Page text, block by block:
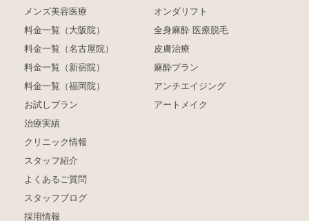
メンズ美容医療
料金一覧（大阪院）
料金一覧（名古屋院）
料金一覧（新宿院）
料金一覧（福岡院）
お試しプラン
治療実績
クリニック情報
スタッフ紹介
よくあるご質問
スタッフブログ
採用情報
オンダリフト
全身麻酔 医療脱毛
皮膚治療
麻酔プラン
アンチエイジング
アートメイク